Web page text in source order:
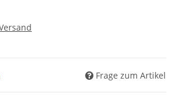
Frage zum Artikel